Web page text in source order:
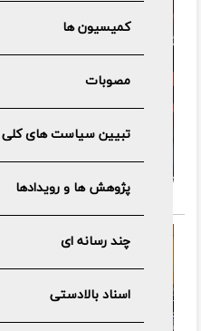
کمیسیون ها
مصوبات
تبیین سیاست های کلی
پژوهش ها و رویدادها
چند رسانه ای
اسناد بالادستی